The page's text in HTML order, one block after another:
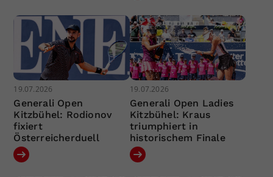
19.07.2026
Generali Open
Kitzbühel: Rodionov
fixiert
Österreicherduell
19.07.2026
Generali Open Ladies
Kitzbühel: Kraus
triumphiert in
historischem Finale